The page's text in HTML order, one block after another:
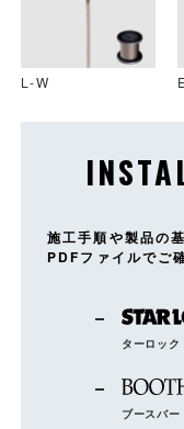
L-W
施工手順や製品の
PDFファイルでご
ターロック
ブースバー